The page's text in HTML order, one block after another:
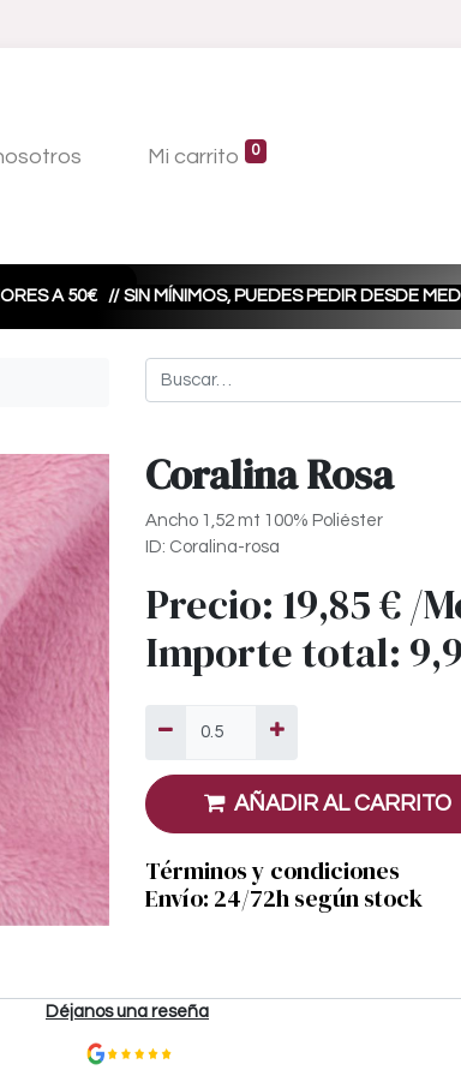
Mi carrito 0
A 50€ // SIN MÍNIMOS, PUEDES PEDIR DESDE
Coralina Rosa
Ancho 1,52 mt 100% Poliéster
ID: Coralina-rosa
Precio: 19,85€/
Importe total:
AÑADIR AL CARRITO
Términos y condiciones
Envío: 24/72h según stock
Déjanos una reseña